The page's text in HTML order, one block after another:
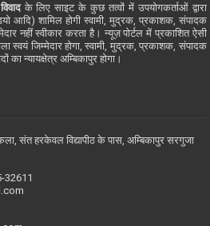
के लिए साइट के कुछ तत्वों में उपयोगकर्ताओं द्वारा
आदि) शामिल होगी स्वामी, मुद्रक, प्रकाशक, संपादक
नहीं स्वीकार करता है। न्यूज़ पोर्टल में प्रकाशित ऐसी
स्वयं जिम्मेदार होगा, स्वामी, मुद्रक, प्रकाशक, संपादक
का न्यायक्षेत्र अम्बिकापुर होगा।
संत हरकेवल विद्यापीठ के पास, अम्बिकापुर सरगुजा
32611